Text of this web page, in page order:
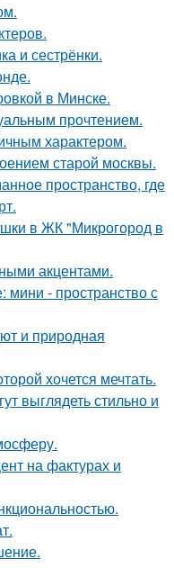
и сестрёнки.
в Минске.
прочтением.
характером.
старой москвы.
пространство, где
в ЖК "Микрогород в
акцентами.
- пространство с
и природная
хочется мечтать.
выглядеть стильно и
на фактурах и